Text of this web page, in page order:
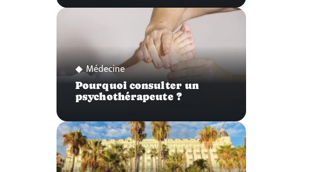
Médecine
Pourquoi consulter un
psychothérapeute ?